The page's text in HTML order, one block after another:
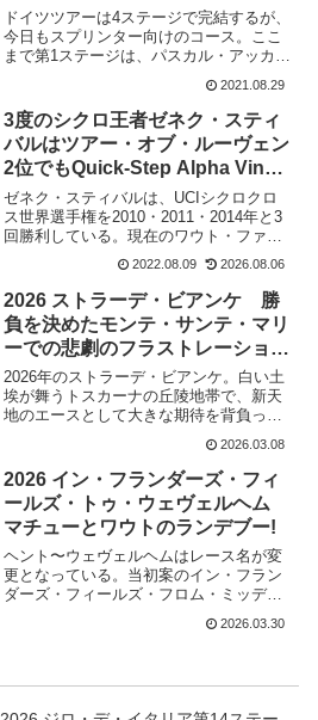
ドイツツアーは4ステージで完結するが、
今日もスプリンター向けのコース。ここ
まで第1ステージは、パスカル・アッカー
マンが勝利。第2ステージはベテランスプ
リンター、アレクサンダー・クリストフ
が勝利。果たして、第3ステージもスプリ
ンターが勝利する...
2021.08.29
3度のシクロ王者ゼネク・スティ
バルはツアー・オブ・ルーヴェン
2位でもQuick-Step Alpha Vinyl
Teamとの契約がなくなる
ゼネク・スティバルは、UCIシクロクロ
ス世界選手権を2010・2011・2014年と3
回勝利している。現在のワウト・ファン
アールトや、マチュー・ファンデルプー
ルの先駆けとなったライダーだ。2013年
からはシクロクロスから完全にロードに
転身。...
2022.08.09 2026.08.06
2026 ストラーデ・ビアンケ 勝
負を決めたモンテ・サンテ・マリ
ーでの悲劇のフラストレーション
をトム・ピドコックが語る
2026年のストラーデ・ビアンケ。白い土
埃が舞うトスカーナの丘陵地帯で、新天
地のエースとして大きな期待を背負って
スタートラインに立ったトム・ピドコッ
ク。昨年はタデイ・ポガチャルとの一騎
打ちで2位。今年も期待がかかるのは当然
だった。だが、今年...
2026.03.08
2026 イン・フランダーズ・フィ
ールズ・トゥ・ウェヴェルヘム
マチューとワウトのランデブー!
ヘント〜ウェヴェルヘムはレース名が変
更となっている。当初案のイン・フラン
ダーズ・フィールズ・フロム・ミッデル
ケルケ・トゥ・ウェヴェルヘムからは短
くなっている。In Flanders Fields - In
2026.03.30